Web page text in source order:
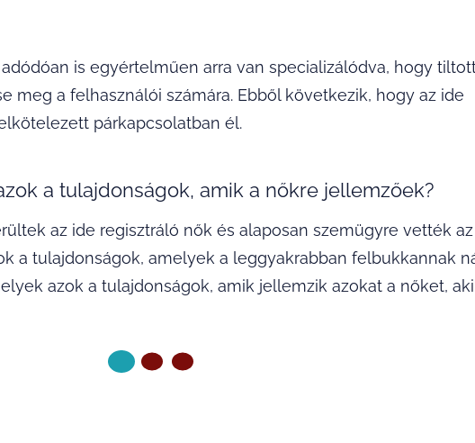
is egyértelműen arra van specializálódva, hogy
meg a felhasználói számára. Ebből következik, hogy az ide
párkapcsolatban él.
a tulajdonságok, amik a nőkre jellemzőek?
az ide regisztráló nők és alaposan szemügyre vették az
a tulajdonságok, amelyek a leggyakrabban felbukkannak
azok a tulajdonságok, amik jellemzik azokat a nőket,